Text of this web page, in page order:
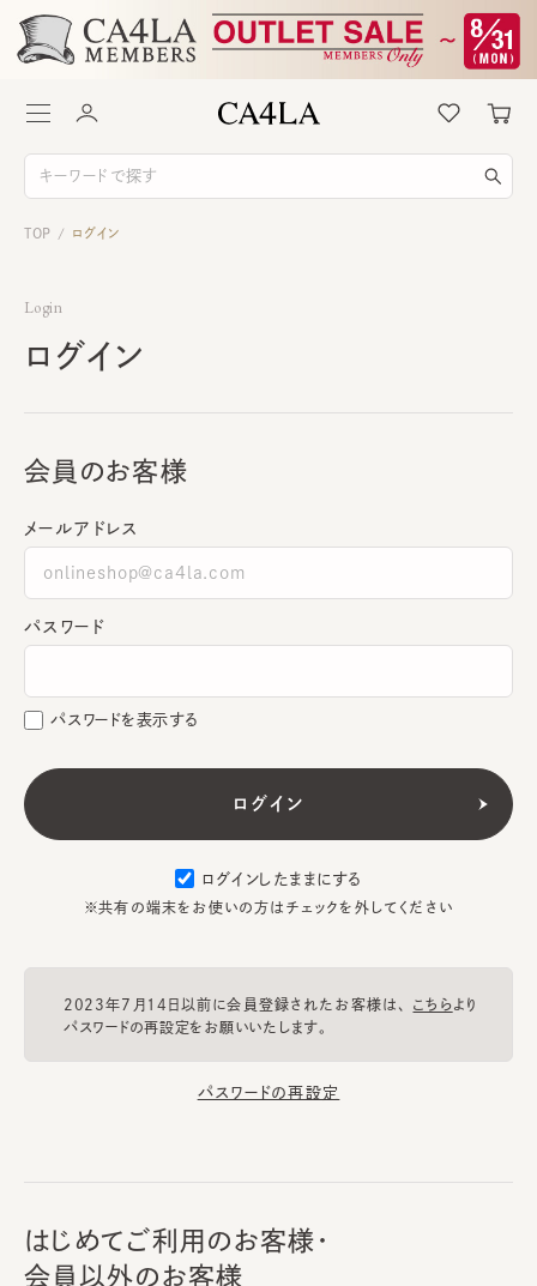
TOP / ログイン
Login
ログイン
会員のお客様
メールアドレス
パスワード
パスワードを表示する
ログインしたままにする
※共有の端末をお使いの方はチェックを外してください
2023年7月14日以前に会員登録されたお客様は、 こちらより
パスワードの再設定をお願いいたします。
パスワードの再設定
はじめてご利用のお客様・
会員以外のお客様